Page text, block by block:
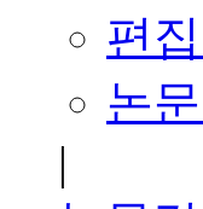
편
논
|